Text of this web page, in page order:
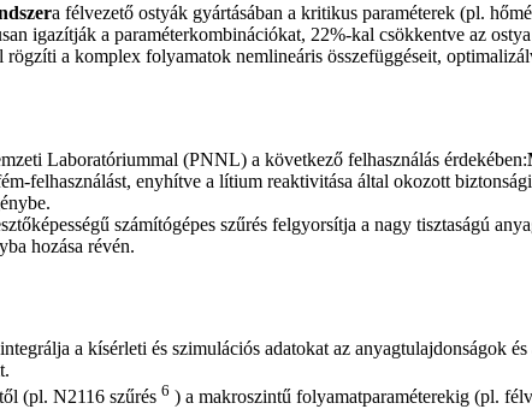
a félvezető ostyák gyártásában a kritikus paraméterek (pl.
igazítják a paraméterkombinációkat, 22%-kal csökkentve az
rögzíti a komplex folyamatok nemlineáris összefüggéseit,
Laboratóriummal (PNNL) a következő felhasználás érdekében:
felhasználást, enyhítve a lítium reaktivitása által okozott
számítógépes szűrés felgyorsítja a nagy tisztaságú
hozása révén.
a kísérleti és szimulációs adatokat az anyagtulajdonságok
(pl. N2116 szűrés 6 ) a makroszintű folyamatparaméterekig (pl.